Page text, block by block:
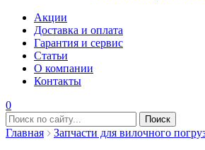
Акции
Доставка и оплата
Гарантия и сервис
Статьи
О компании
Контакты
0
Главная Запчасти для вилочного